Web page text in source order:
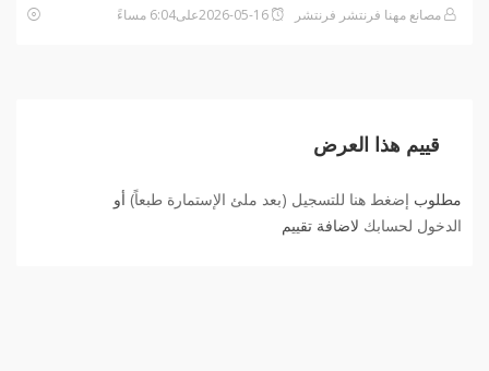
مصانع مهنا فرنتشر فرنتشر
قييم هذا العرض
مطلوب إضغط هنا للتسجيل (بعد ملئ الإستمارة طبعاً) أو
الدخول لحسابك لاضافة تقييم